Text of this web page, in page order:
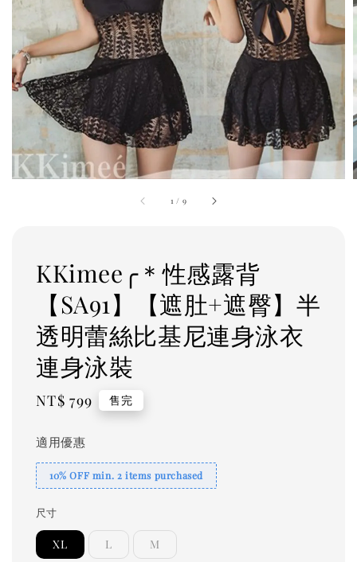
1 / 9
KKimee╭＊性感露背
【SA91】【遮肚+遮臀】半
透明蕾絲比基尼連身泳衣
連身泳裝
Regular
NT$ 799 售完
適用優惠
10% OFF min. 2 items purchased
尺寸
XL L M